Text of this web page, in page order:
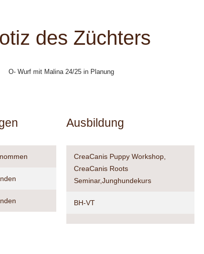
des Züchters
O- Wurf mit Malina 24/25 in Planung
Ausbildung
CreaCanis Puppy Workshop,
CreaCanis Roots
Seminar,Junghundekurs
BH-VT